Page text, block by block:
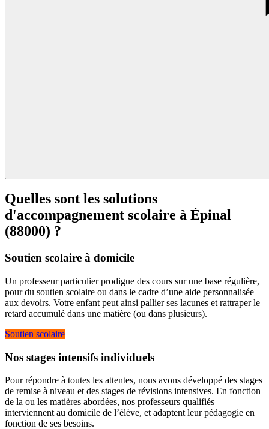
Quelles sont les solutions
d'accompagnement scolaire à Épinal
(88000) ?
Soutien scolaire à domicile
Un professeur particulier prodigue des cours sur une base régulière,
pour du soutien scolaire ou dans le cadre d’une aide personnalisée
aux devoirs. Votre enfant peut ainsi pallier ses lacunes et rattraper le
retard accumulé dans une matière (ou dans plusieurs).
Soutien scolaire
Nos stages intensifs individuels
Pour répondre à toutes les attentes, nous avons développé des stages
de remise à niveau et des stages de révisions intensives. En fonction
de la ou les matières abordées, nos professeurs qualifiés
interviennent au domicile de l’élève, et adaptent leur pédagogie en
fonction de ses besoins.